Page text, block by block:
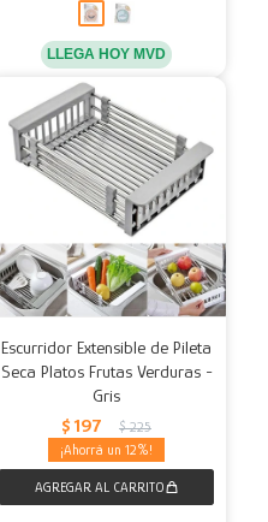
LLEGA HOY MVD
Escurridor Extensible de Pileta
Seca Platos Frutas Verduras -
Gris
$ 197 $ 225
12